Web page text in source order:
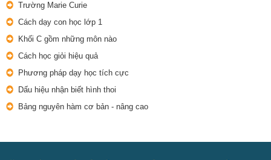
Trường Marie Curie
Cách dạy con học lớp 1
Khối C gồm những môn nào
Cách học giỏi hiệu quả
Phương pháp dạy học tích cực
Dấu hiệu nhận biết hình thoi
Bảng nguyên hàm cơ bản - nâng cao